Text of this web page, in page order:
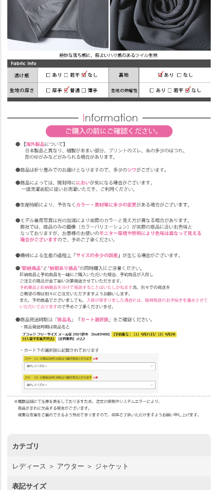
カテゴリ
レディース ＞ アウター ＞ ジャケット
表記サイズ